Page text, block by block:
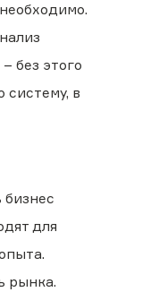
без этого
систему, в
бизнес
для
рынка.